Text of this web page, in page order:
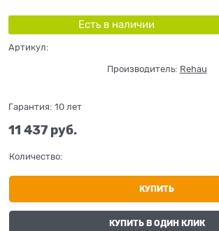
Есть в наличии
Артикул:
Производитель: Rehau
Гарантия: 10 лет
11 437 руб.
Количество:
КУПИТЬ
КУПИТЬ В ОДИН КЛИК